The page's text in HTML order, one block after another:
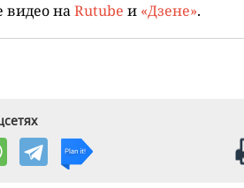
на Rutube и «Дзене».